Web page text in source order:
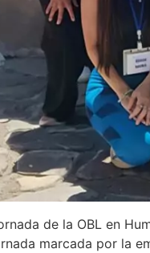
de la OBL en
marcada por la